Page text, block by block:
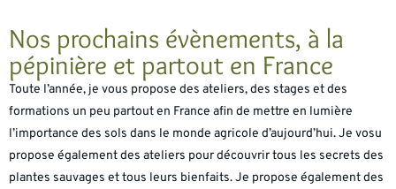
Nos prochains évènements, à la
pépinière et partout en France
Toute l’année, je vous propose des ateliers, des stages et des
formations un peu partout en France afin de mettre en lumière
l’importance des sols dans le monde agricole d’aujourd’hui. Je vosu
propose également des ateliers pour découvrir tous les secrets des
plantes sauvages et tous leurs bienfaits. Je propose également des